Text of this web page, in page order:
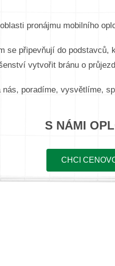
pronájmu mobilního
se připevňují do
vytvořit bránu o
nás, poradíme, vysvětlíme,
S NÁMI
CHCI